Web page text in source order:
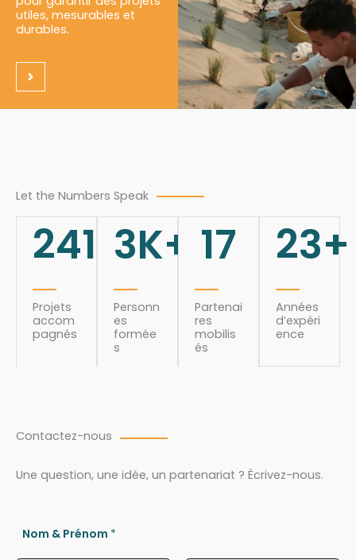
Let the Numbers Speak
utiles, mesurables et
durables.
241
Projets
accom
pagnés
3K+
Personn
es
formée
s
17
Partenai
res
mobilis
és
23+
Années
d’expéri
ence
Contactez-nous
Une question, une idée, un partenariat ? Écrivez-nous.
Nom & Prénom *